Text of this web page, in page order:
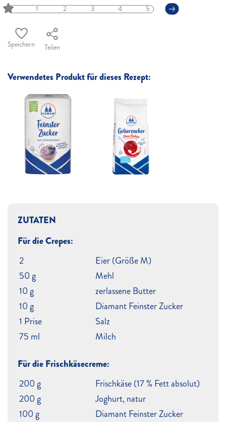
1 2 3 4 5
Speichern Teilen
Verwendetes Produkt für dieses Rezept:
ZUTATEN
Für die Crepes:
2
Eier (Größe M)
50 g
Mehl
10 g
zerlassene Butter
10 g
Diamant Feinster Zucker
1 Prise
Salz
75 ml
Milch
Für die Frischkäsecreme:
200 g
Frischkäse (17 % Fett absolut)
200 g
Joghurt, natur
100 g
Diamant Feinster Zucker